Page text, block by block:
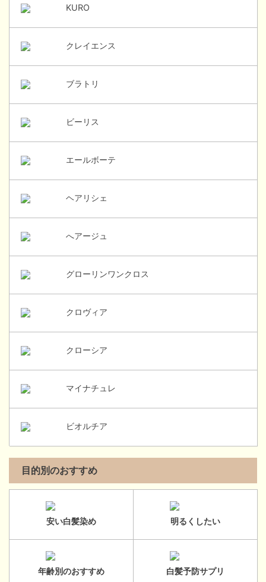
KURO
クレイエンス
ブラトリ
ビーリス
エールボーテ
ヘアリシェ
へアージュ
グローリンワンクロス
クロヴィア
クローシア
マイナチュレ
ビオルチア
目的別のおすすめ
安い白髪染め 明るくしたい
年齢別のおすすめ 白髪予防サプリ